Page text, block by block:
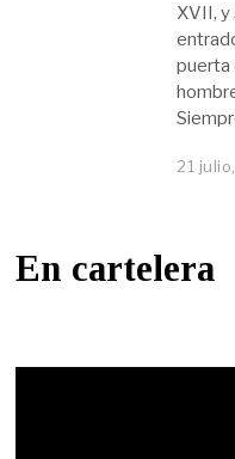
XVII, y
puerta
21
En cartelera